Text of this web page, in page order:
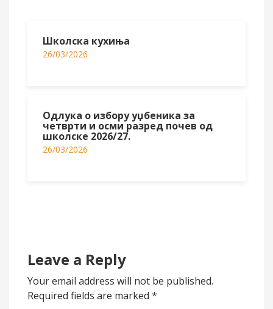
Школска кухиња
26/03/2026
Одлука о избору уџбеника за
четврти и осми разред почев од
школске 2026/27.
26/03/2026
Leave a Reply
Your email address will not be published.
Required fields are marked *